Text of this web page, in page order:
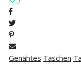
Genähtes Taschen